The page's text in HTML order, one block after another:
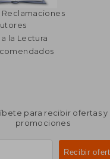
Reclamaciones
la Lectura
para recibir ofertas y
promociones